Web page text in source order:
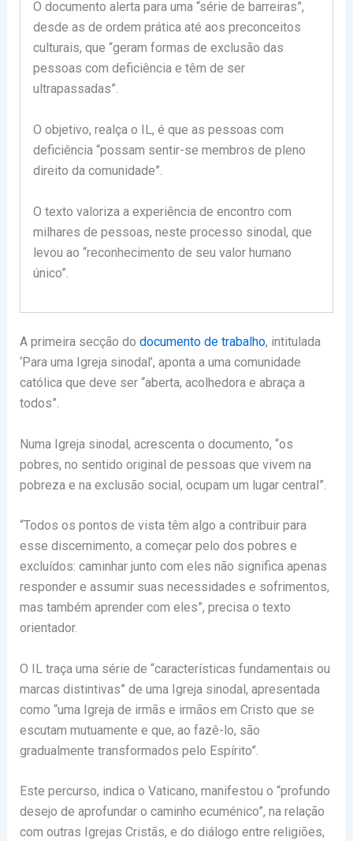
O documento alerta para uma “série de barreiras”,
desde as de ordem prática até aos preconceitos
culturais, que “geram formas de exclusão das
pessoas com deficiência e têm de ser
ultrapassadas”.
O objetivo, realça o IL, é que as pessoas com
deficiência “possam sentir-se membros de pleno
direito da comunidade”.
O texto valoriza a experiência de encontro com
milhares de pessoas, neste processo sinodal, que
levou ao “reconhecimento de seu valor humano
único”.
A primeira secção do documento de trabalho, intitulada
‘Para uma Igreja sinodal’, aponta a uma comunidade
católica que deve ser “aberta, acolhedora e abraça a
todos”.
Numa Igreja sinodal, acrescenta o documento, “os
pobres, no sentido original de pessoas que vivem na
pobreza e na exclusão social, ocupam um lugar central”.
“Todos os pontos de vista têm algo a contribuir para
esse discernimento, a começar pelo dos pobres e
excluídos: caminhar junto com eles não significa apenas
responder e assumir suas necessidades e sofrimentos,
mas também aprender com eles”, precisa o texto
orientador.
O IL traça uma série de “características fundamentais ou
marcas distintivas” de uma Igreja sinodal, apresentada
como “uma Igreja de irmãs e irmãos em Cristo que se
escutam mutuamente e que, ao fazê-lo, são
gradualmente transformados pelo Espírito”.
Este percurso, indica o Vaticano, manifestou o “profundo
desejo de aprofundar o caminho ecuménico”, na relação
com outras Igrejas Cristãs, e do diálogo entre religiões,